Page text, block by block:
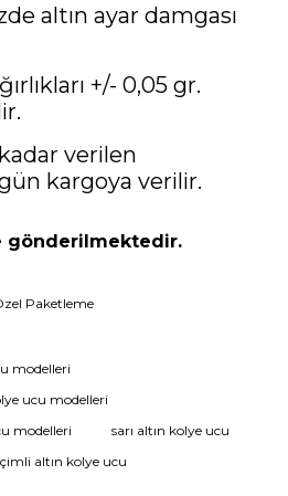
altın ayar damgası
+/- 0,05 gr.
verilen
kargoya verilir.
gönderilmektedir.
yorumu siz yapın!
Yorum Yaz
ürün açıklamalarında ve diğer
teşekkür ederiz.
modelleri
ucu modelleri
modelleri
sarı altın kolye ucu
altın kolye ucu